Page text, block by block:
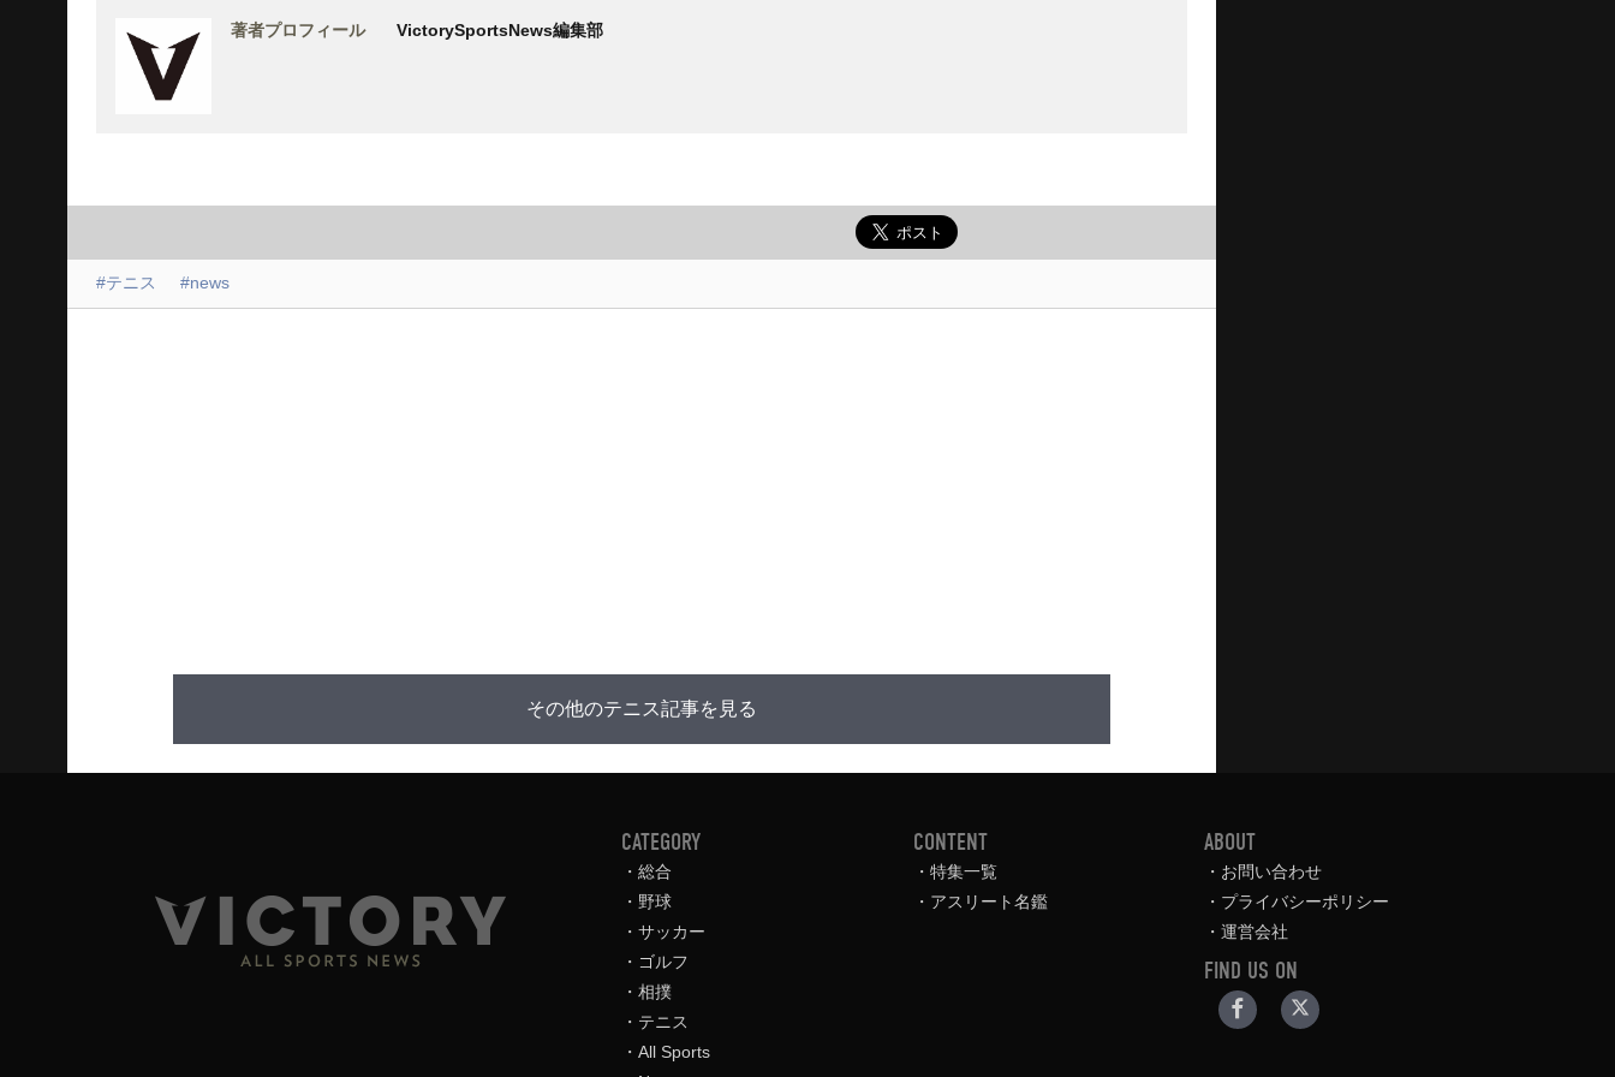
著者プロフィール VictorySportsNews編集部
#テニス #news
その他のテニス記事を見る
CATEGORY
総合
野球
サッカー
ゴルフ
相撲
テニス
All Sports
CONTENT
特集一覧
アスリート名鑑
ABOUT
お問い合わせ
プライバシーポリシー
運営会社
FIND US ON